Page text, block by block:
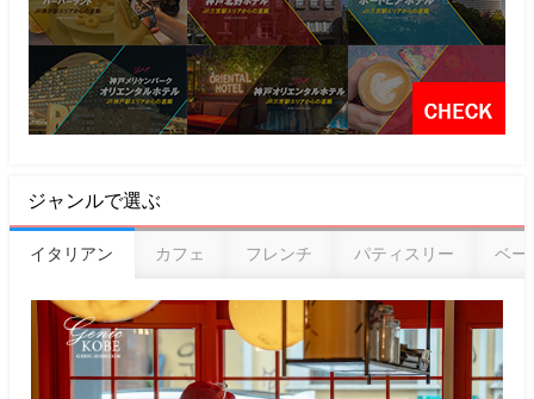
ジャンルで選ぶ
イタリアン カフェ フレンチ パティスリー ベー